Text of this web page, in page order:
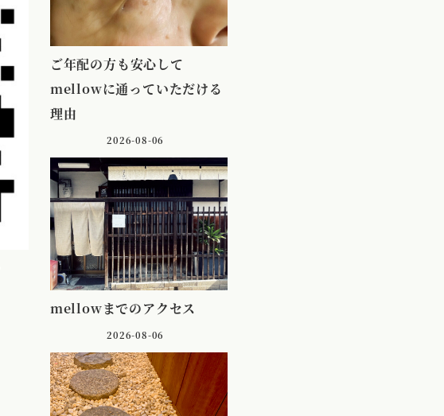
ご年配の方も安心して
mellowに通っていただける
理由
2026-08-06
mellowまでのアクセス
2026-08-06